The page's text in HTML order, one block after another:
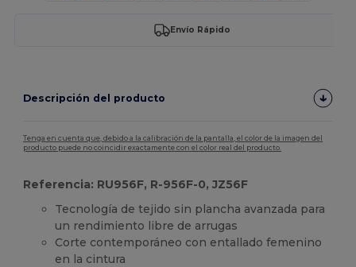
Envío Rápido
Descripción del producto
Tenga en cuenta que, debido a la calibración de la pantalla, el color de la imagen del
producto puede no coincidir exactamente con el color real del producto.
Referencia: RU956F, R-956F-0, JZ56F
Tecnología de tejido sin plancha avanzada para
un rendimiento libre de arrugas
Corte contemporáneo con entallado femenino
en la cintura